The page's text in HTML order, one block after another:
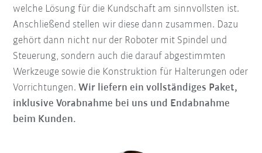
welche Lösung für die Kundschaft am sinnvollsten ist.
Anschließend stellen wir diese dann zusammen. Dazu
gehört dann nicht nur der Roboter mit Spindel und
Steuerung, sondern auch die darauf abgestimmten
Werkzeuge sowie die Konstruktion für Halterungen oder
Vorrichtungen. Wir liefern ein vollständiges Paket,
inklusive Vorabnahme bei uns und Endabnahme
beim Kunden.